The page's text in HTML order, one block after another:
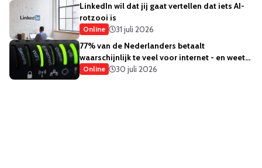
LinkedIn wil dat jij gaat vertellen dat iets AI-
rotzooi is
Online
31 juli 2026
77% van de Nederlanders betaalt
waarschijnlijk te veel voor internet - en weet
het ook
Online 30 juli 2026